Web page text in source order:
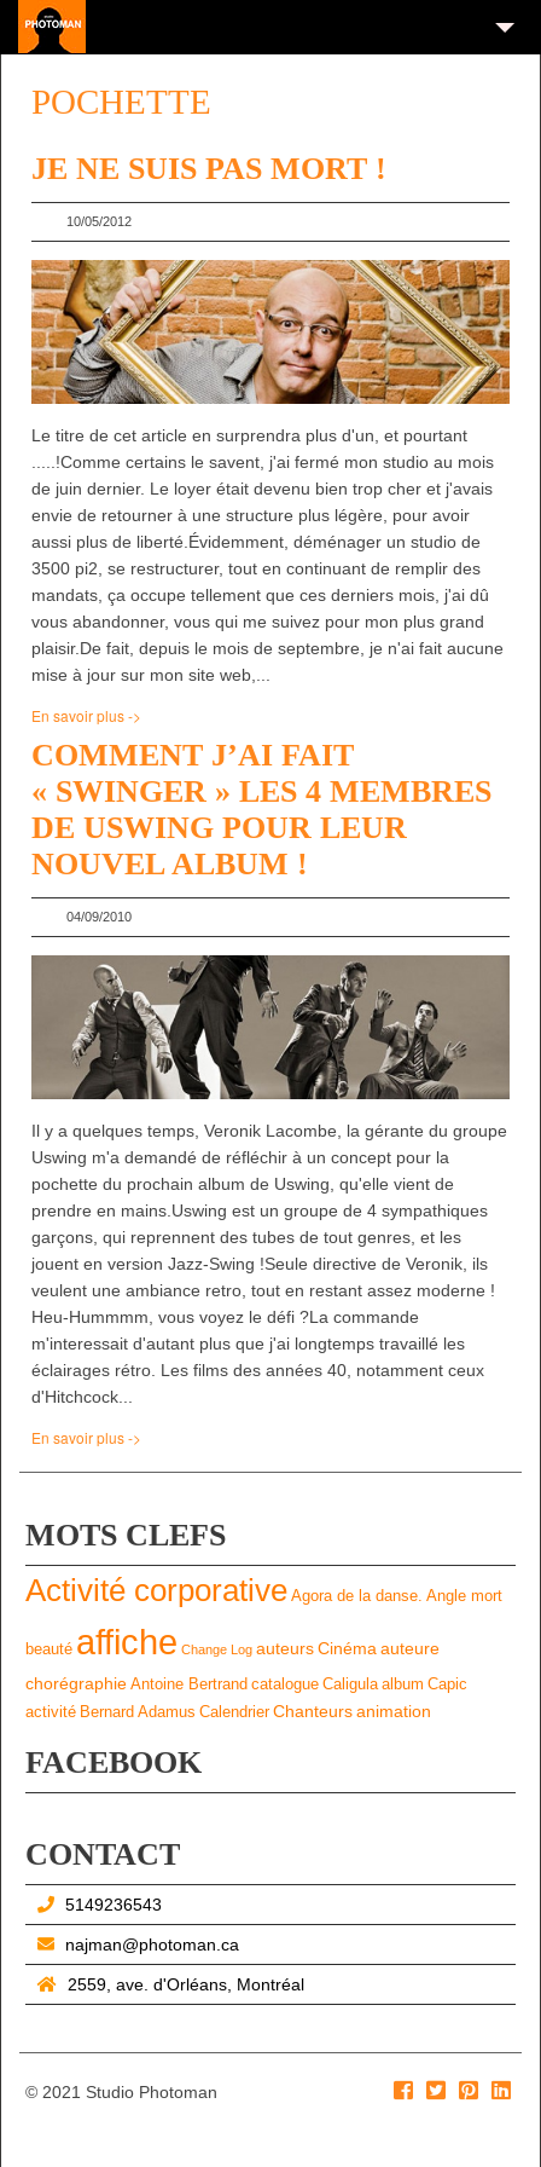
POCHETTE
JE NE SUIS PAS MORT !
10/05/2012
Le titre de cet article en surprendra plus d'un, et pourtant
.....!Comme certains le savent, j'ai fermé mon studio au mois
de juin dernier. Le loyer était devenu bien trop cher et j'avais
envie de retourner à une structure plus légère, pour avoir
aussi plus de liberté.Évidemment, déménager un studio de
3500 pi2, se restructurer, tout en continuant de remplir des
mandats, ça occupe tellement que ces derniers mois, j'ai dû
vous abandonner, vous qui me suivez pour mon plus grand
plaisir.De fait, depuis le mois de septembre, je n'ai fait aucune
mise à jour sur mon site web,...
En savoir plus ->
COMMENT J’AI FAIT
« SWINGER » LES 4 MEMBRES
DE USWING POUR LEUR
NOUVEL ALBUM !
04/09/2010
Il y a quelques temps, Veronik Lacombe, la gérante du groupe
Uswing m'a demandé de réfléchir à un concept pour la
pochette du prochain album de Uswing, qu'elle vient de
prendre en mains.Uswing est un groupe de 4 sympathiques
garçons, qui reprennent des tubes de tout genres, et les
jouent en version Jazz-Swing !Seule directive de Veronik, ils
veulent une ambiance retro, tout en restant assez moderne !
Heu-Hummmm, vous voyez le défi ?La commande
m'interessait d'autant plus que j'ai longtemps travaillé les
éclairages rétro. Les films des années 40, notamment ceux
d'Hitchcock...
En savoir plus ->
MOTS CLEFS
Activité corporative Agora de la danse. Angle mort
beauté affiche Change Log auteursCinéma auteure
chorégraphie Antoine Bertrand catalogue Caligula album Capic
activité Bernard Adamus Calendrier Chanteursanimation
FACEBOOK
CONTACT
5149236543
najman@photoman.ca
2559, ave. d'Orléans, Montréal
© 2021 Studio Photoman